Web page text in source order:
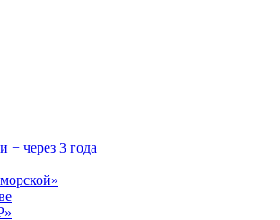
через 3 года